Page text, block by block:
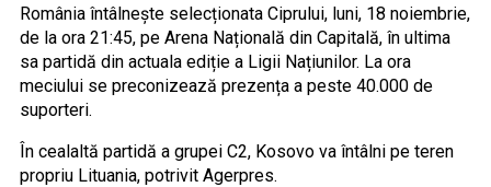
România întâlnește selecționata Ciprului, luni, 18 noiembrie,
de la ora 21:45, pe Arena Națională din Capitală, în ultima
sa partidă din actuala ediție a Ligii Națiunilor. La ora
meciului se preconizează prezența a peste 40.000 de
suporteri.
În cealaltă partidă a grupei C2, Kosovo va întâlni pe teren
propriu Lituania, potrivit Agerpres.